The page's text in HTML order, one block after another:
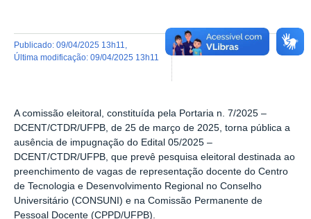
publicado: 09/04/2025 13h11
última modificação: 09/04/2025 13h11
A comissão eleitoral, constituída pela Portaria n. 7/2025 –
DCENT/CTDR/UFPB, de 25 de março de 2025, torna pública a
ausência de impugnação do Edital 05/2025 –
DCENT/CTDR/UFPB, que prevê pesquisa eleitoral destinada ao
preenchimento de vagas de representação docente do Centro
de Tecnologia e Desenvolvimento Regional no Conselho
Universitário (CONSUNI) e na Comissão Permanente de
Pessoal Docente (CPPD/UFPB).